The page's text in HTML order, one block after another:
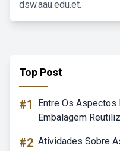
dsw.aau.edu.et.
Top Post
#1
Entre Os Aspectos
Embalagem
#2 Atividades Sobre